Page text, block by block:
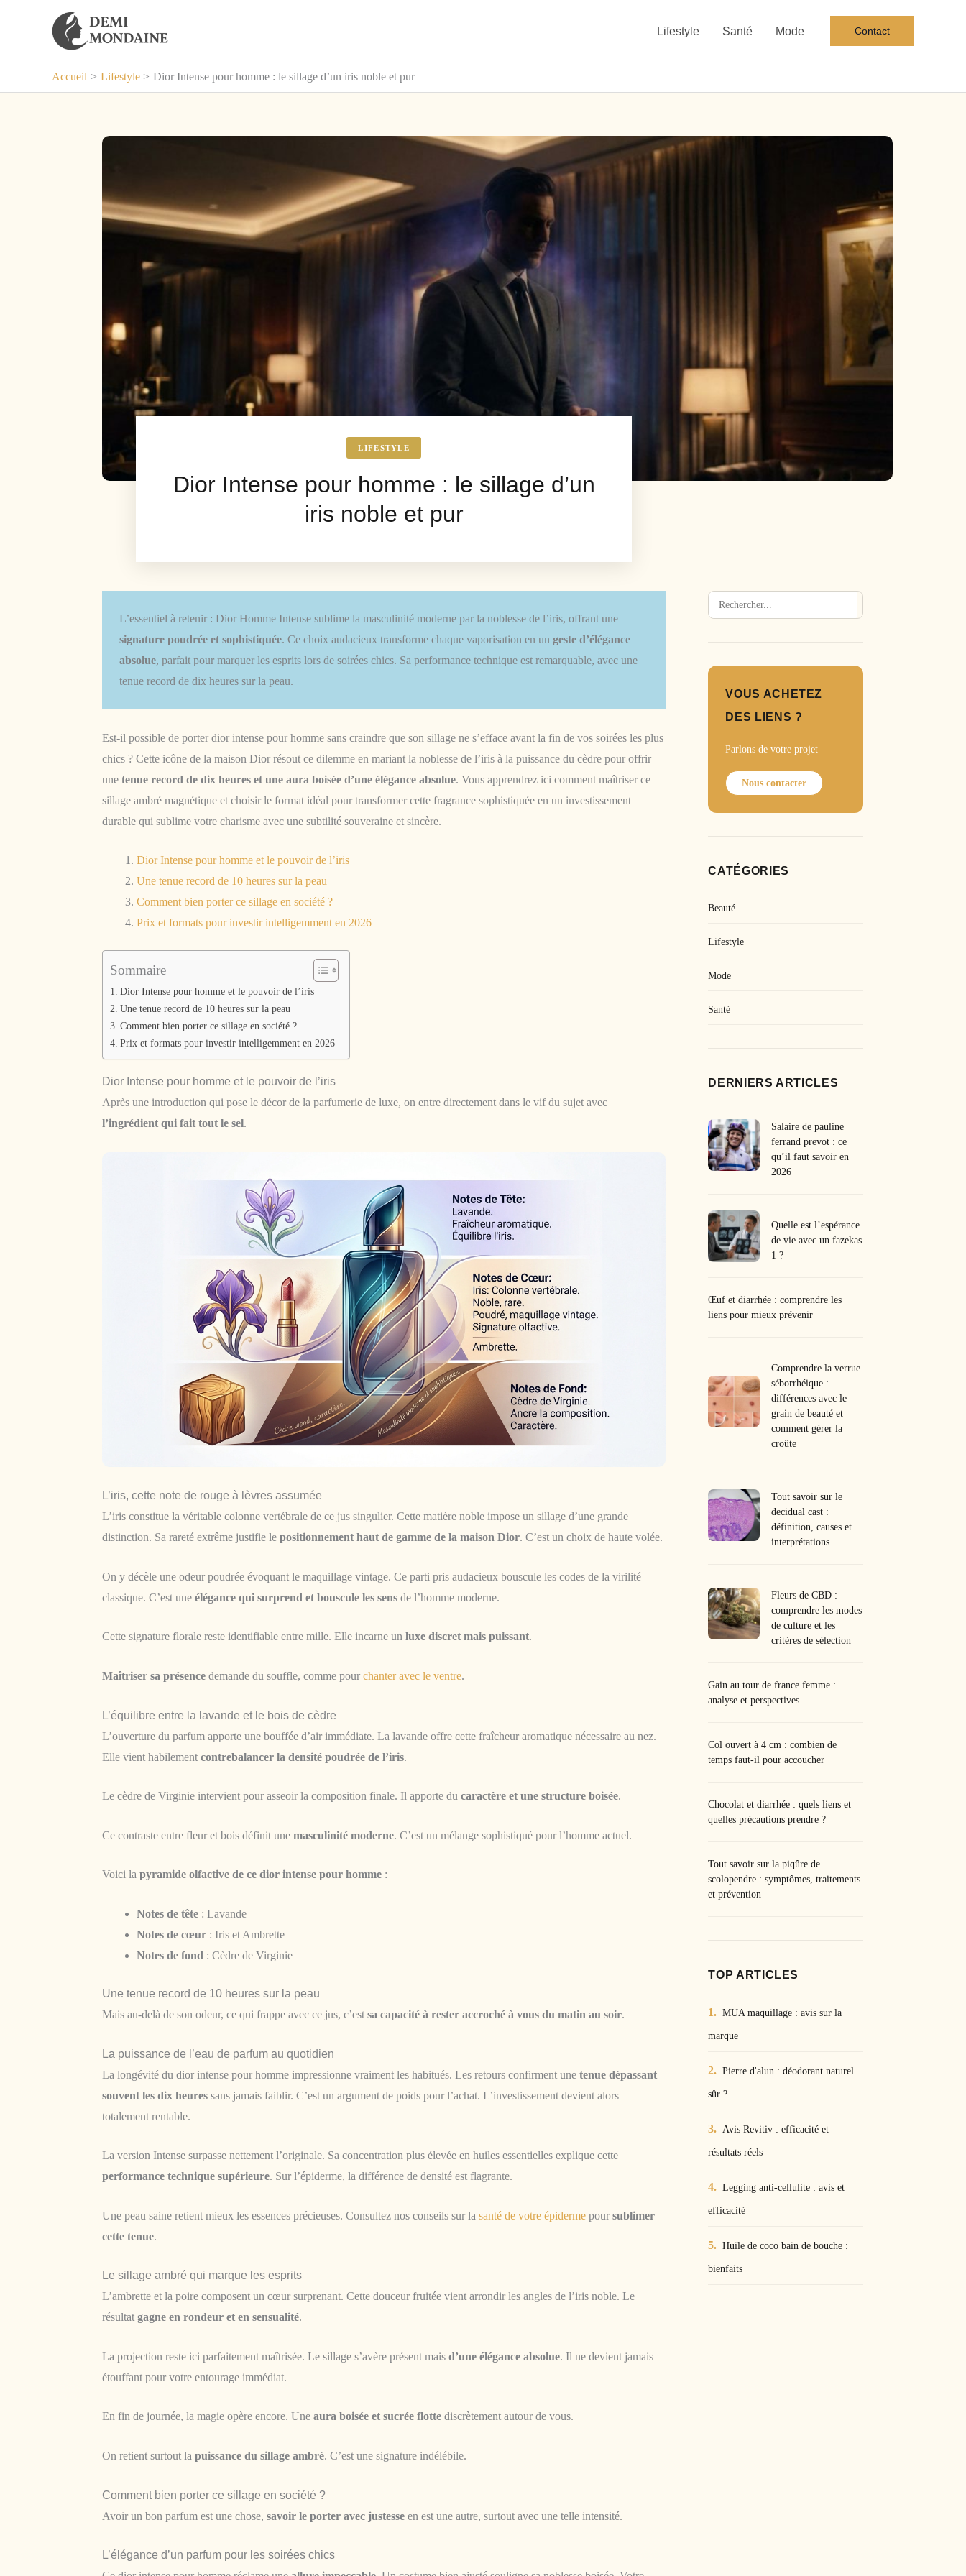
Lifestyle Santé Mode Contact
Accueil Lifestyle Dior Intense pour homme : le sillage d’un iris noble et pur
LIFESTYLE
Dior Intense pour homme : le sillage d’un
iris noble et pur
L’essentiel à retenir : Dior Homme Intense sublime la masculinité moderne par la noblesse de l’iris, offrant une
signature poudrée et sophistiquée. Ce choix audacieux transforme chaque vaporisation en un geste d’élégance
absolue, parfait pour marquer les esprits lors de soirées chics. Sa performance technique est remarquable, avec une
tenue record de dix heures sur la peau.
Est-il possible de porter dior intense pour homme sans craindre que son sillage ne s’efface avant la fin de vos soirées les plus
chics ? Cette icône de la maison Dior résout ce dilemme en mariant la noblesse de l’iris à la puissance du cèdre pour offrir
une tenue record de dix heures et une aura boisée d’une élégance absolue. Vous apprendrez ici comment maîtriser ce
sillage ambré magnétique et choisir le format idéal pour transformer cette fragrance sophistiquée en un investissement
durable qui sublime votre charisme avec une subtilité souveraine et sincère.
Dior Intense pour homme et le pouvoir de l’iris
Une tenue record de 10 heures sur la peau
Comment bien porter ce sillage en société ?
Prix et formats pour investir intelligemment en 2026
Sommaire
Dior Intense pour homme et le pouvoir de l’iris
Une tenue record de 10 heures sur la peau
Comment bien porter ce sillage en société ?
Prix et formats pour investir intelligemment en 2026
Dior Intense pour homme et le pouvoir de l’iris
Après une introduction qui pose le décor de la parfumerie de luxe, on entre directement dans le vif du sujet avec
l’ingrédient qui fait tout le sel.
L’iris, cette note de rouge à lèvres assumée
L’iris constitue la véritable colonne vertébrale de ce jus singulier. Cette matière noble impose un sillage d’une grande
distinction. Sa rareté extrême justifie le positionnement haut de gamme de la maison Dior. C’est un choix de haute volée.
On y décèle une odeur poudrée évoquant le maquillage vintage. Ce parti pris audacieux bouscule les codes de la virilité
classique. C’est une élégance qui surprend et bouscule les sens de l’homme moderne.
Cette signature florale reste identifiable entre mille. Elle incarne un luxe discret mais puissant.
Maîtriser sa présence demande du souffle, comme pour chanter avec le ventre.
L’équilibre entre la lavande et le bois de cèdre
L’ouverture du parfum apporte une bouffée d’air immédiate. La lavande offre cette fraîcheur aromatique nécessaire au nez.
Elle vient habilement contrebalancer la densité poudrée de l’iris.
Le cèdre de Virginie intervient pour asseoir la composition finale. Il apporte du caractère et une structure boisée.
Ce contraste entre fleur et bois définit une masculinité moderne. C’est un mélange sophistiqué pour l’homme actuel.
Voici la pyramide olfactive de ce dior intense pour homme :
Notes de tête : Lavande
Notes de cœur : Iris et Ambrette
Notes de fond : Cèdre de Virginie
Une tenue record de 10 heures sur la peau
Mais au-delà de son odeur, ce qui frappe avec ce jus, c’est sa capacité à rester accroché à vous du matin au soir.
La puissance de l’eau de parfum au quotidien
La longévité du dior intense pour homme impressionne vraiment les habitués. Les retours confirment une tenue dépassant
souvent les dix heures sans jamais faiblir. C’est un argument de poids pour l’achat. L’investissement devient alors
totalement rentable.
La version Intense surpasse nettement l’originale. Sa concentration plus élevée en huiles essentielles explique cette
performance technique supérieure. Sur l’épiderme, la différence de densité est flagrante.
Une peau saine retient mieux les essences précieuses. Consultez nos conseils sur la santé de votre épiderme pour sublimer
cette tenue.
Le sillage ambré qui marque les esprits
L’ambrette et la poire composent un cœur surprenant. Cette douceur fruitée vient arrondir les angles de l’iris noble. Le
résultat gagne en rondeur et en sensualité.
La projection reste ici parfaitement maîtrisée. Le sillage s’avère présent mais d’une élégance absolue. Il ne devient jamais
étouffant pour votre entourage immédiat.
En fin de journée, la magie opère encore. Une aura boisée et sucrée flotte discrètement autour de vous.
On retient surtout la puissance du sillage ambré. C’est une signature indélébile.
Comment bien porter ce sillage en société ?
Avoir un bon parfum est une chose, savoir le porter avec justesse en est une autre, surtout avec une telle intensité.
L’élégance d’un parfum pour les soirées chics
Rechercher
VOUS ACHETEZ
DES LIENS ?
Parlons de votre projet
Nous contacter
CATÉGORIES
Beauté
Lifestyle
Mode
Santé
DERNIERS ARTICLES
Salaire de pauline
ferrand prevot : ce
qu’il faut savoir en
2026
Quelle est l’espérance
de vie avec un fazekas
1 ?
Œuf et diarrhée : comprendre les
liens pour mieux prévenir
Comprendre la verrue
séborrhéique :
différences avec le
grain de beauté et
comment gérer la
croûte
Tout savoir sur le
decidual cast :
définition, causes et
interprétations
Fleurs de CBD :
comprendre les modes
de culture et les
critères de sélection
Gain au tour de france femme :
analyse et perspectives
Col ouvert à 4 cm : combien de
temps faut-il pour accoucher
Chocolat et diarrhée : quels liens et
quelles précautions prendre ?
Tout savoir sur la piqûre de
scolopendre : symptômes, traitements
et prévention
TOP ARTICLES
MUA maquillage : avis sur la
marque
Pierre d'alun : déodorant naturel
sûr ?
Avis Revitiv : efficacité et
résultats réels
Legging anti-cellulite : avis et
efficacité
Huile de coco bain de bouche :
bienfaits